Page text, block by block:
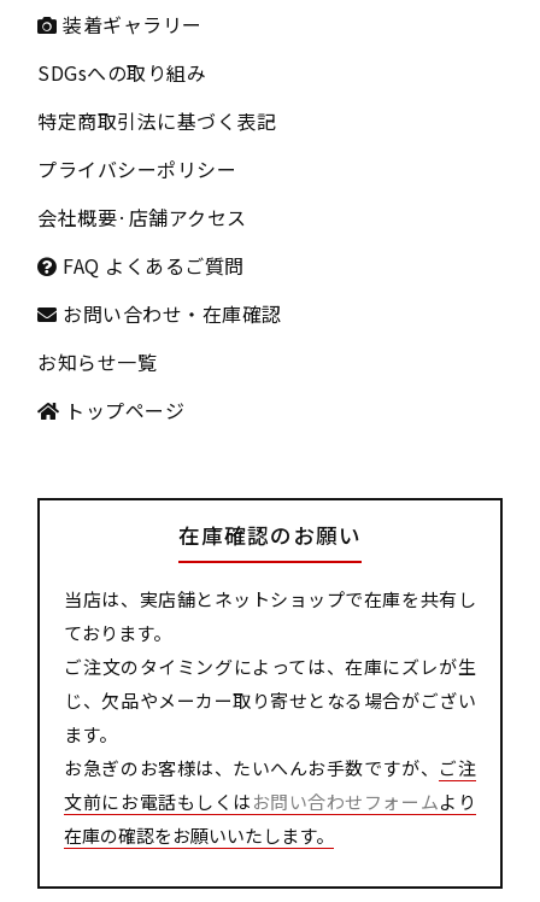
装着ギャラリー
SDGsへの取り組み
特定商取引法に基づく表記
プライバシーポリシー
会社概要· 店舗アクセス
FAQ よくあるご質問
お問い合わせ・在庫確認
お知らせ一覧
トップページ
在庫確認のお願い
当店は、実店舗とネットショップで在庫を共有し
ております。
ご注文のタイミングによっては、在庫にズレが生
じ、欠品やメーカー取り寄せとなる場合がござい
ます。
お急ぎのお客様は、たいへんお手数ですが、 ご注
文前にお電話もしくはお問い合わせフォームより
在庫の確認をお願いいたします。